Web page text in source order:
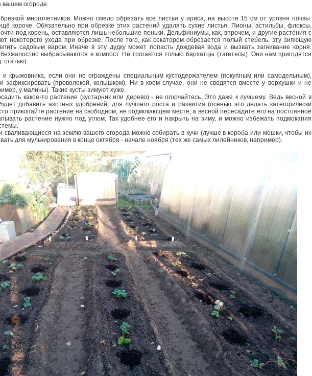
вашем огороде.
многолетников. Можно смело обрезать все листья у ириса, на высоте 15 см от уровня почвы.
короче. Обязательно при обрезке этих растений удалять сухие листья. Пионы, астильбы, флоксы,
под корень, оставляются лишь небольшие пеньки. Дельфиниумы, как, впрочем, и другие растения с
некоторого ухода при обрезке. После того, как секатором обрезается полый стебель, эту зияющую
садовым варом. Иначе в эту дудку может попасть дождевая вода и вызвать загнивание корня.
выбрасываются в компост. Не трогаются только бархатцы (тагетесы). Они нам пригодятся
статью).
и крыжовника, если они не ограждены специальным кустодержателем (покупным или самодельным),
зафиксировать (проволокой, колышком). Ни в коем случае, они не сводятся вместе у верхушки и не
у малины). Такие кусты зимуют хуже.
какое-то растение (кустарник или дерево) - не огорчайтесь. Это даже к лучшему. Ведь весной в
добавить азотных удобрений, для лучшего роста и развития (осенью это делать категорически
прикопайте растение на свободном, не подмокающем месте, а весной пересадите его на постоянное
растение нужно под углом. Так удобнее его и накрыть на зиму, и можно избежать подмокания
сваливающиеся на землю вашего огорода можно собирать в кучи (лучше в короба или мешки, чтобы их
для мульчирования в конце октября - начале ноября (тех же самых лилейников, например).